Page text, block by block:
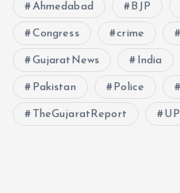
Ahmedabad BJP
Congress crime
GujaratNews India
Pakistan Police
TheGujaratReport UP